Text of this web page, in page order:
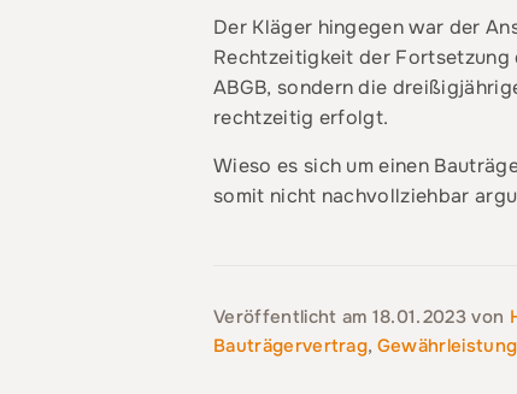
Der Kläger hingegen war der
Rechtzeitigkeit der Fortsetzung
ABGB, sondern die
rechtzeitig erfolgt.
Wieso es sich um einen
somit nicht nachvollziehbar
Veröffentlicht am 18.01.2023von
Bauträgervertrag, Gewährleistung